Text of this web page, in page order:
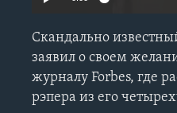
Скандально
заявил о своем
журналу Forbes, где
рэпера из его